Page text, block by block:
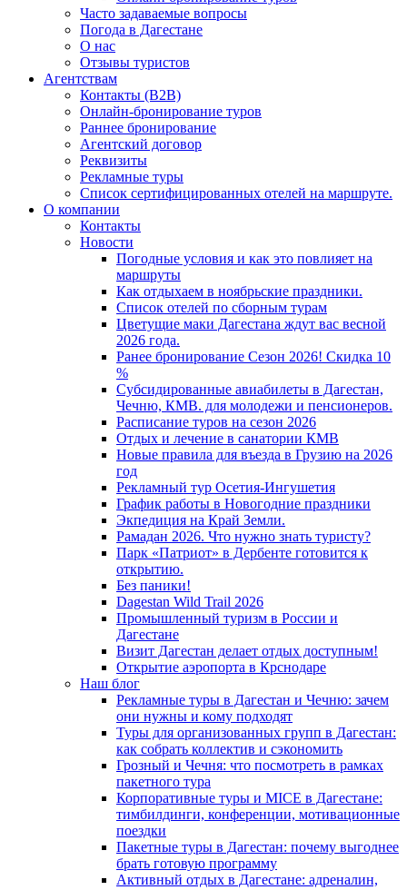
Часто задаваемые вопросы
Погода в Дагестане
О нас
Отзывы туристов
Агентствам
Контакты (B2B)
Онлайн-бронирование туров
Раннее бронирование
Агентский договор
Реквизиты
Рекламные туры
Список сертифицированных отелей на маршруте.
О компании
Контакты
Новости
Погодные условия и как это повлияет на
маршруты
Как отдыхаем в ноябрьские праздники.
Список отелей по сборным турам
Цветущие маки Дагестана ждут вас весной
2026 года.
Ранее бронирование Сезон 2026! Скидка 10
%
Субсидированные авиабилеты в Дагестан,
Чечню, КМВ. для молодежи и пенсионеров.
Расписание туров на сезон 2026
Отдых и лечение в санатории КМВ
Новые правила для въезда в Грузию на 2026
год
Рекламный тур Осетия-Ингушетия
График работы в Новогодние праздники
Экпедиция на Край Земли.
Рамадан 2026. Что нужно знать туристу?
Парк «Патриот» в Дербенте готовится к
открытию.
Без паники!
Dagestan Wild Trail 2026
Промышленный туризм в России и
Дагестане
Визит Дагестан делает отдых доступным!
Открытие аэропорта в Крснодаре
Наш блог
Рекламные туры в Дагестан и Чечню: зачем
они нужны и кому подходят
Туры для организованных групп в Дагестан:
как собрать коллектив и сэкономить
Грозный и Чечня: что посмотреть в рамках
пакетного тура
Корпоративные туры и MICE в Дагестане:
тимбилдинги, конференции, мотивационные
поездки
Пакетные туры в Дагестан: почему выгоднее
брать готовую программу
Активный отдых в Дагестане: адреналин,